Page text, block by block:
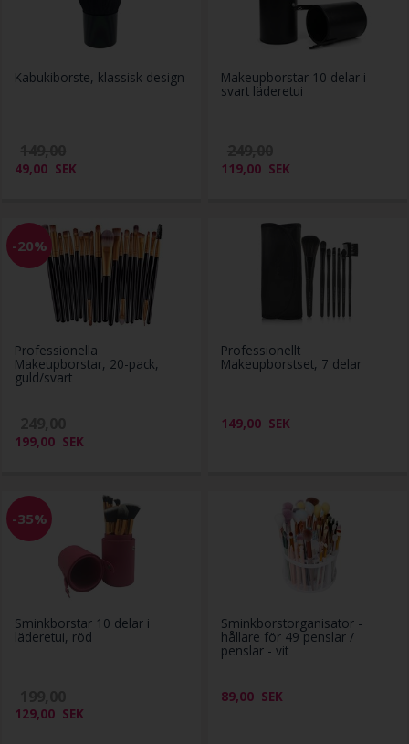
Kabukiborste, klassisk design
49,00 SEK
Makeupborstar 10 delar i
svart läderetui
119,00 SEK
-20%
Professionella
Makeupborstar, 20-pack,
guld/svart
199,00 SEK
Professionellt
Makeupborstset, 7 delar
149,00 SEK
-35%
Sminkborstar 10 delar i
läderetui, röd
129,00 SEK
Sminkborstorganisator -
hållare för 49 penslar /
penslar - vit
89,00 SEK